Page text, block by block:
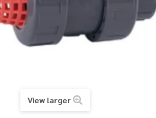
View larger